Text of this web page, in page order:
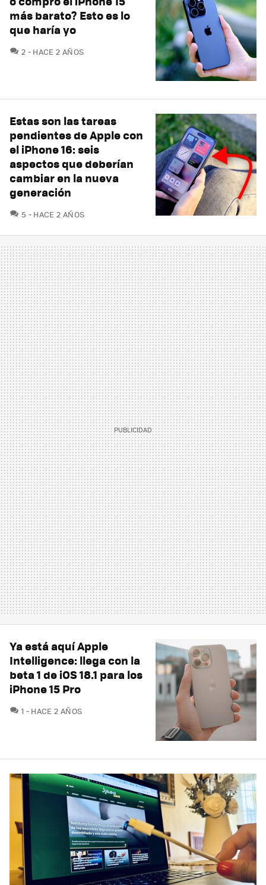
más barato? Esto es lo
que haría yo
2 COMENTARIOS
HACE 2 AÑOS
Estas son las tareas
pendientes de Apple con
el iPhone 16: seis
aspectos que deberían
cambiar en la nueva
generación
5 COMENTARIOS
HACE 2 AÑOS
Ya está aquí Apple
Intelligence: llega con la
beta 1 de iOS 18.1 para los
iPhone 15 Pro
1 COMENTARIOS
HACE 2 AÑOS